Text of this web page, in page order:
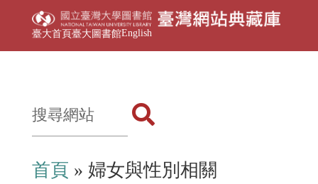
臺大首頁臺大圖書館English
首頁 » 婦女與性別相關